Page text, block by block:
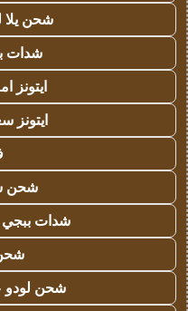
شحن يلا
شدات
ايتونز
ايتونز
شحن
شدات ببجي
شحن
شحن لودو